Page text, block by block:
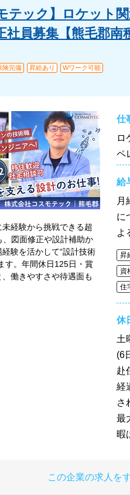
テック】ロケット
社員募集【熊毛郡南
険完備 昇給あり Wワーク可能
経験から挑戦できる超
、図面修正や設計補助か
験を活かして“設計技術
す。年間休日125日・賞
働きやすさや待遇面も
仕
ロ
ペ
給
月
に
よ
昇
資
住
休
土
(6
赴
経
さ
最
暇
この企業の求人を